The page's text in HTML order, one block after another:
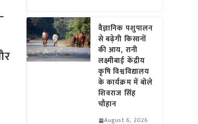
वैज्ञानिक पशुपालन
से बढ़ेगी किसानों
की आय, रानी
लक्ष्मीबाई केंद्रीय
कृषि विश्वविद्यालय
के कार्यक्रम में बोले
शिवराज सिंह
चौहान
August 6, 2026